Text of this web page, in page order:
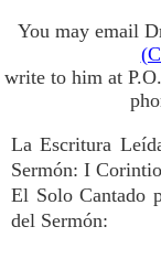
You may email
write to him at
La Escritura
Sermón: I
El Solo Cantado
del Sermón: